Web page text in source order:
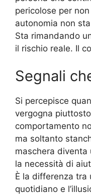
pericolose per
autonomia non
Sta rimandando
il rischio reale. Il
Segnali
Si percepisce
vergogna
comportamento
ma soltanto
maschera diventa
la necessità di
È la differenza tra
quotidiano e